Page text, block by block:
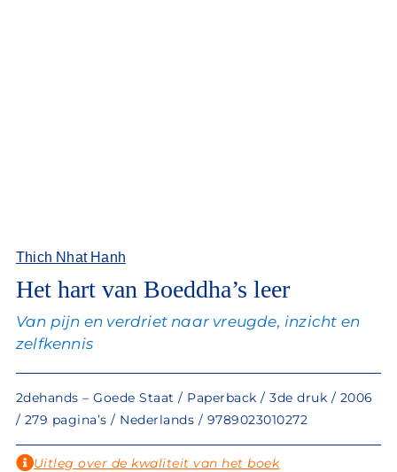
Thich Nhat Hanh
Het hart van Boeddha’s leer
Van pijn en verdriet naar vreugde, inzicht en
zelfkennis
2dehands – Goede Staat / Paperback / 3de druk / 2006
/ 279 pagina’s / Nederlands / 9789023010272
Uitleg over de kwaliteit van het boek